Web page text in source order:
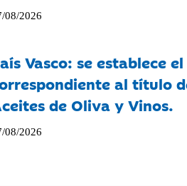
08/2026
Vasco: se establece
al título
de Oliva y Vinos.
08/2026